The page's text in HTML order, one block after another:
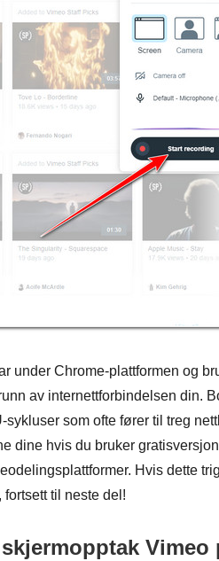
under Chrome-plattformen og
av internettforbindelsen din.
som ofte fører til treg
dine hvis du bruker
Hvis dette
til neste del!
Vimeo